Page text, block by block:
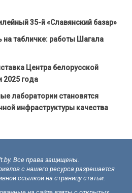
35-й «Славянский базар»
на табличке: работы Шагала
Центра белорусской
2025 года
лаборатории становятся
инфраструктуры качества
Все права защищены.
с нашего ресурса разрешается
ссылкой на страницу статьи.